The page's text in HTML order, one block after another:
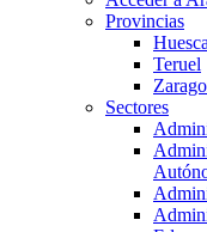
Provincias
Huesca
Teruel
Sectores